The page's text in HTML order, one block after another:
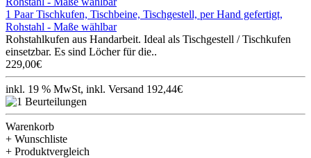
1 Paar Tischkufen, Tischbeine, Tischgestell, per Hand gefertigt,
Rohstahl - Maße wählbar
Rohstahlkufen aus Handarbeit. Ideal als Tischgestell / Tischkufen
einsetzbar. Es sind Löcher für die..
229,00€
inkl. 19 % MwSt, inkl. Versand 192,44€
Warenkorb
+ Wunschliste
+ Produktvergleich